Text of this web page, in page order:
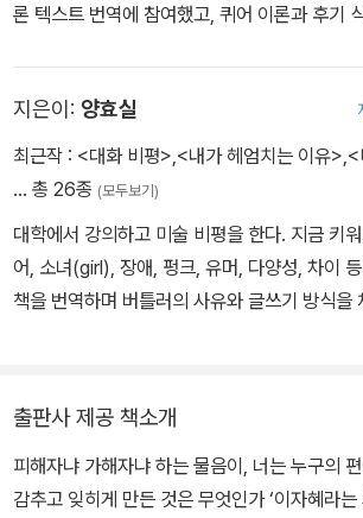
론 텍스트 번역에 참여했고, 퀴어 이론과 후기
지은이: 양효실
최근작 : <대화 비평> <내가 헤엄치는 이유> <
… 총 26종 (모두보기)
대학에서 강의하고 미술 비평을 한다. 지금 키
어, 소녀(girl), 장애, 펑크, 유머, 다양성, 차이
책을 번역하며 버틀러의 사유와 글쓰기 방식을
고 사랑을 고집하는 필자들에게 감동 중이다.
출판사 제공 책소개
피해자냐 가해자냐 하는 물음이, 너는 누구의 편이냐고 묻는 질문이
감추고 잊히게 만든 것은 무엇인가 ‘이자혜라는 사건’과 ‘속도의 페미